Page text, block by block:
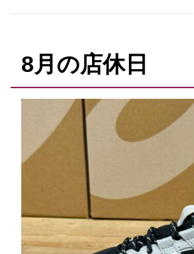
8月の店休日